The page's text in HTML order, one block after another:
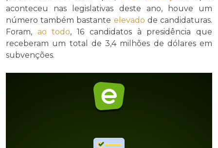
aconteceu nas legislativas deste ano, houve um
número também bastante elevado de candidaturas.
Foram, ao todo, 16 candidatos à presidência que
receberam um total de 3,4 milhões de dólares em
subvenções.